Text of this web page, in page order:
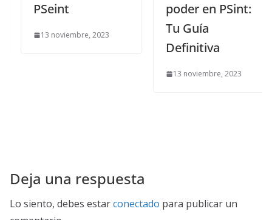
PSeint
13 noviembre, 2023
poder en PSint:
Tu Guía
Definitiva
13 noviembre, 2023
Deja una respuesta
Lo siento, debes estarconectado para publicar un